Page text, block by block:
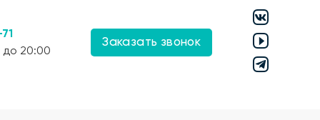
до 20:00
Заказать звонок